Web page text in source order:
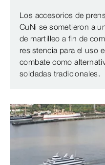
Los accesorios de
CuNi se sometieron a
de martilleo a fin de
resistencia para el uso
combate como
soldadas tradicionales.